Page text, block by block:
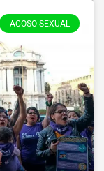
ACOSO SEXUAL